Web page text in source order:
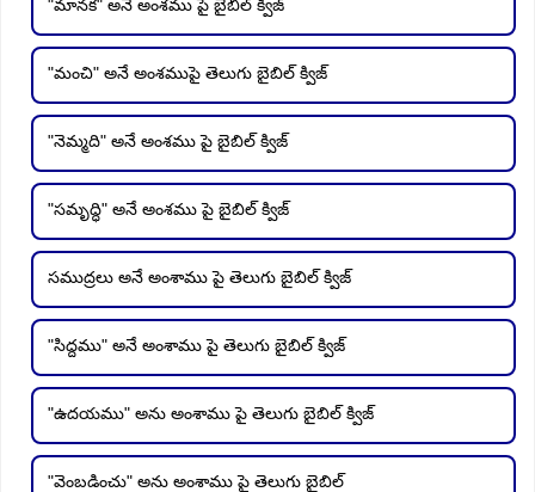
"మానక" అనే అంశము పై బైబిల్ క్విజ్
"మంచి" అనే అంశముపై తెలుగు బైబిల్ క్విజ్
"నెమ్మది" అనే అంశము పై బైబిల్ క్విజ్
"సమృద్ధి" అనే అంశము పై బైబిల్ క్విజ్
సముద్రలు అనే అంశాము పై తెలుగు బైబిల్ క్విజ్
"సిద్దము" అనే అంశాము పై తెలుగు బైబిల్ క్విజ్
"ఉదయము" అను అంశాము పై తెలుగు బైబిల్ క్విజ్
"వెంబడించు" అను అంశాము పై తెలుగు బైబిల్